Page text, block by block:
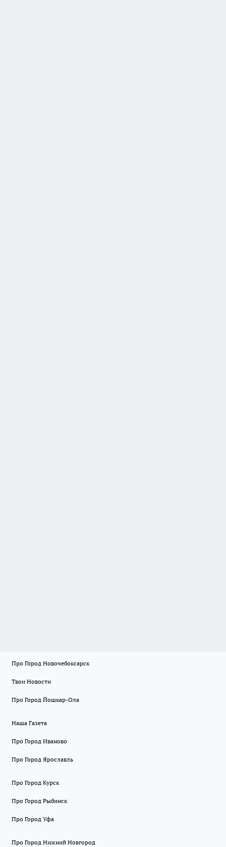
Про Город Новочебоксарск
Твои Новости
Про Город Йошкар-Ола
Наша Газета
Про Город Иваново
Про Город Ярославль
Про Город Курск
Про Город Рыбинск
Про Город Уфа
Про Город Нижний Новгород